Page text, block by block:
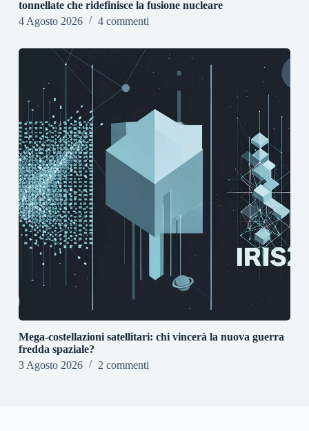
tonnellate che ridefinisce la fusione nucleare
4 Agosto 2026
4 commenti
Mega-costellazioni satellitari: chi vincerà la nuova guerra
fredda spaziale?
3 Agosto 2026
2 commenti